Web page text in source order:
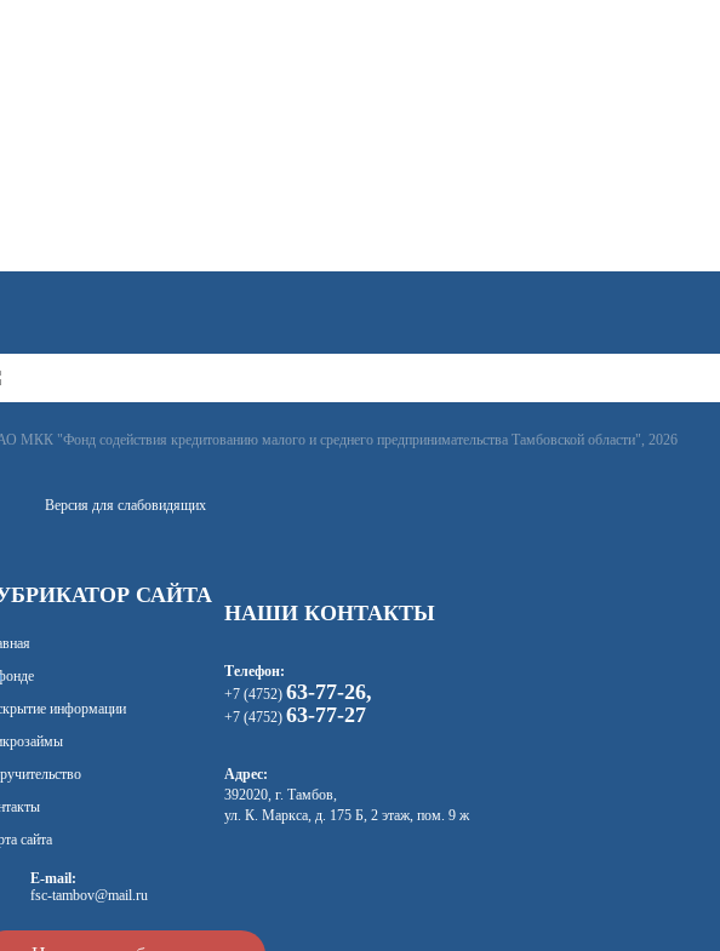
МКК "Фонд содействия кредитованию малого и среднего предпринимательства Тамбовской области", 2026
Версия для слабовидящих
САЙТА
информации
сайта
НАШИ КОНТАКТЫ
Телефон:
+7 (4752) 63-77-26,
+7 (4752) 63-77-27
Адрес:
392020, г. Тамбов,
ул. К. Маркса, д. 175 Б, 2 этаж, пом. 9 ж
E-mail:
fsc-tambov@mail.ru